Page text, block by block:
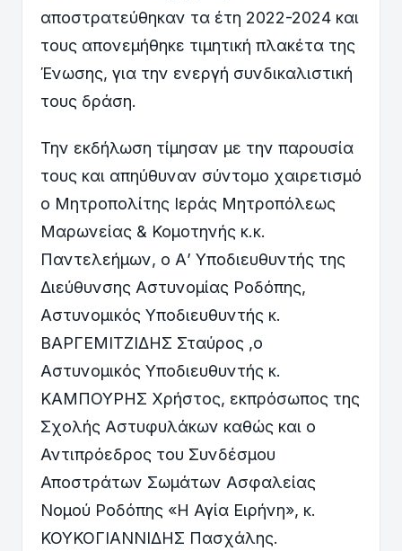
αποστρατεύθηκαν τα έτη 2022-2024 και
τους απονεμήθηκε τιμητική πλακέτα της
Ένωσης, για την ενεργή συνδικαλιστική
τους δράση.
Την εκδήλωση τίμησαν με την παρουσία
τους και απηύθυναν σύντομο χαιρετισμό
ο Μητροπολίτης Ιεράς Μητροπόλεως
Μαρωνείας & Κομοτηνής κ.κ.
Παντελεήμων, ο Α’ Υποδιευθυντής της
Διεύθυνσης Αστυνομίας Ροδόπης,
Αστυνομικός Υποδιευθυντής κ.
ΒΑΡΓΕΜΙΤΖΙΔΗΣ Σταύρος ,ο
Αστυνομικός Υποδιευθυντής κ.
ΚΑΜΠΟΥΡΗΣ Χρήστος, εκπρόσωπος της
Σχολής Αστυφυλάκων καθώς και ο
Αντιπρόεδρος του Συνδέσμου
Αποστράτων Σωμάτων Ασφαλείας
Νομού Ροδόπης «Η Αγία Ειρήνη», κ.
ΚΟΥΚΟΓΙΑΝΝΙΔΗΣ Πασχάλης.